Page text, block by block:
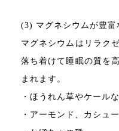
(3) マグネシウムが豊富
マグネシウムはリラク
落ち着けて睡眠の質を
まれます。
・ほうれん草やケール
・アーモンド、カシュ